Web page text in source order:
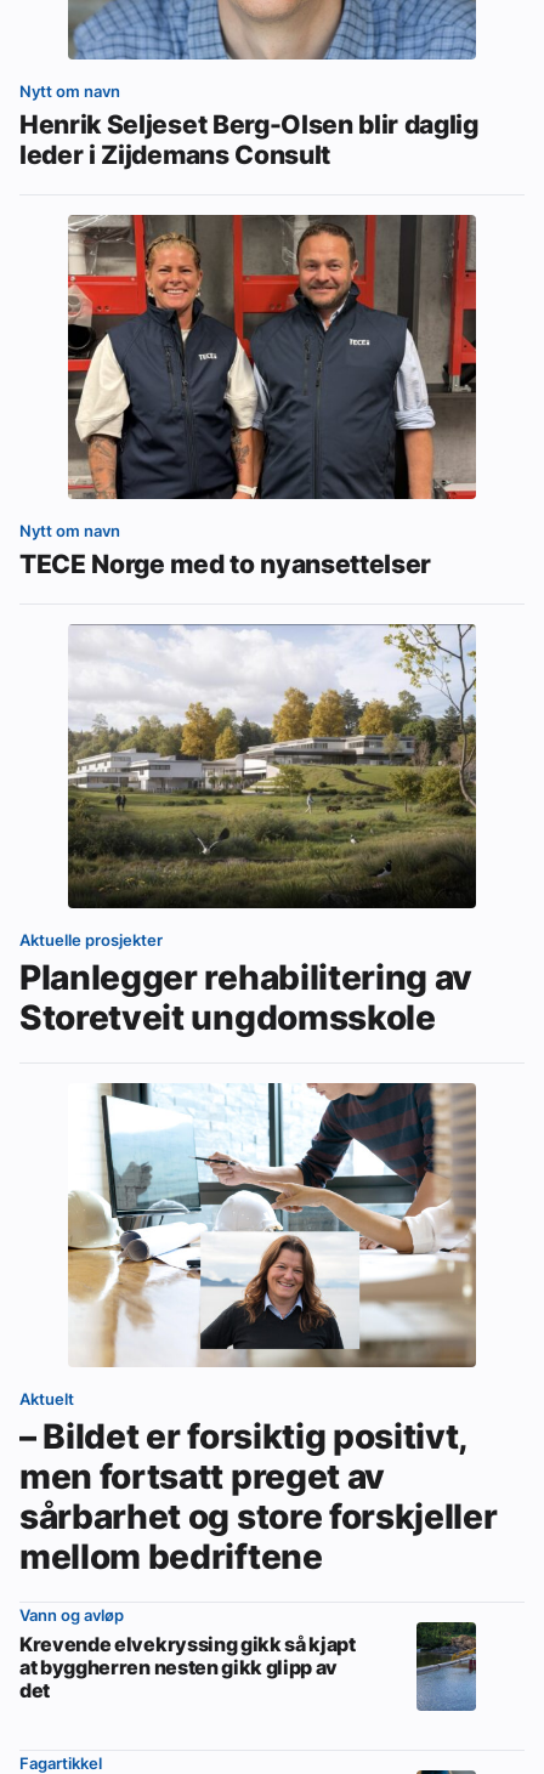
Nytt om navn
Henrik Seljeset Berg-Olsen blir daglig
leder i Zijdemans Consult
Nytt om navn
TECE Norge med to nyansettelser
Aktuelle prosjekter
Planlegger rehabilitering av
Storetveit ungdomsskole
Aktuelt
– Bildet er forsiktig positivt,
men fortsatt preget av
sårbarhet og store forskjeller
mellom bedriftene
Vann og avløp
Krevende elvekryssing gikk så kjapt
at byggherren nesten gikk glipp av
det
Fagartikkel